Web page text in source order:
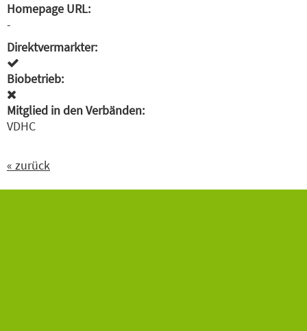
Homepage URL:
-
Direktvermarkter:
Biobetrieb:
Mitglied in den Verbänden:
VDHC
« zurück